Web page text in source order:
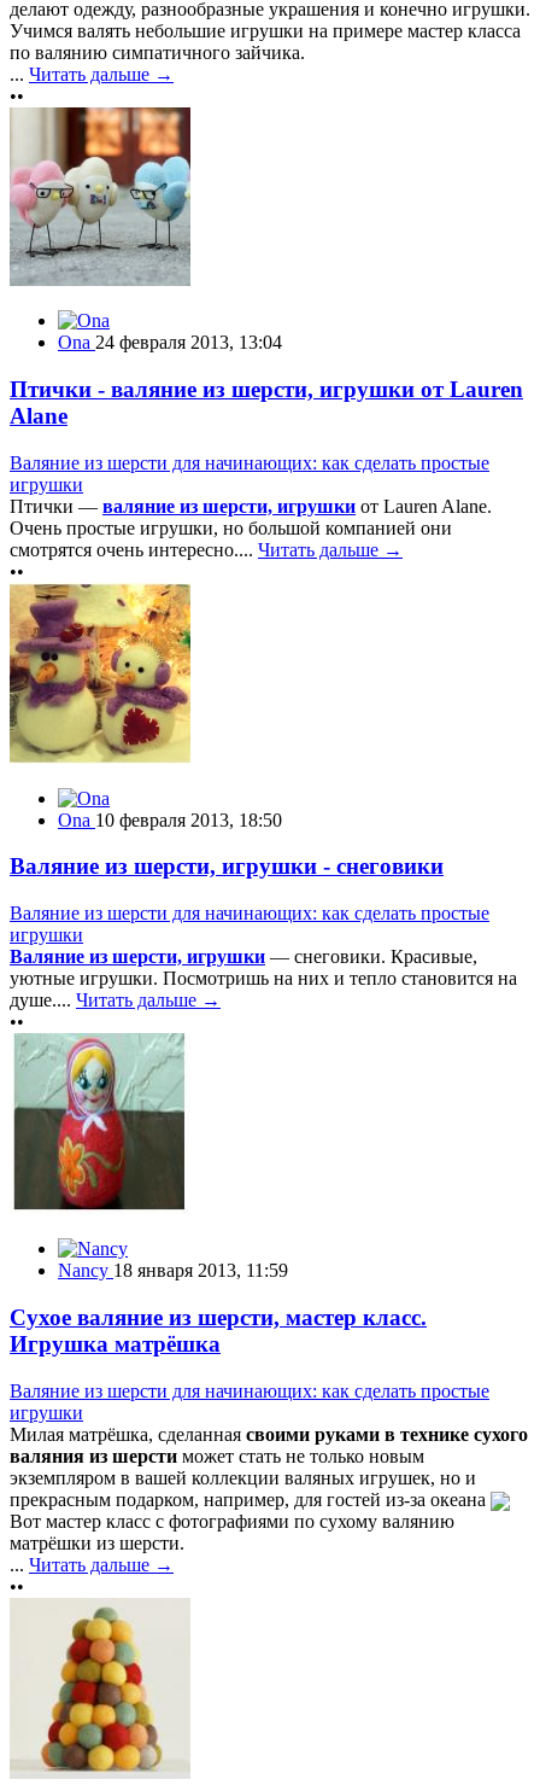
делают одежду, разнообразные украшения и конечно игрушки.
Учимся валять небольшие игрушки на примере мастер класса
по валянию симпатичного зайчика.
... Читать дальше →
••
Ona 24 февраля 2013, 13:04
Птички - валяние из шерсти, игрушки от Lauren
Alane
Валяние из шерсти для начинающих: как сделать простые
игрушки
Птички — валяние из шерсти, игрушки от Lauren Alane.
Очень простые игрушки, но большой компанией они
смотрятся очень интересно.... Читать дальше →
••
Ona 10 февраля 2013, 18:50
Валяние из шерсти, игрушки - снеговики
Валяние из шерсти для начинающих: как сделать простые
игрушки
Валяние из шерсти, игрушки — снеговики. Красивые,
уютные игрушки. Посмотришь на них и тепло становится на
душе.... Читать дальше →
••
Nancy 18 января 2013, 11:59
Сухое валяние из шерсти, мастер класс.
Игрушка матрёшка
Валяние из шерсти для начинающих: как сделать простые
игрушки
Милая матрёшка, сделанная своими руками в технике сухого
валяния из шерсти может стать не только новым
экземпляром в вашей коллекции валяных игрушек, но и
прекрасным подарком, например, для гостей из-за океана
Вот мастер класс с фотографиями по сухому валянию
матрёшки из шерсти.
... Читать дальше →
••